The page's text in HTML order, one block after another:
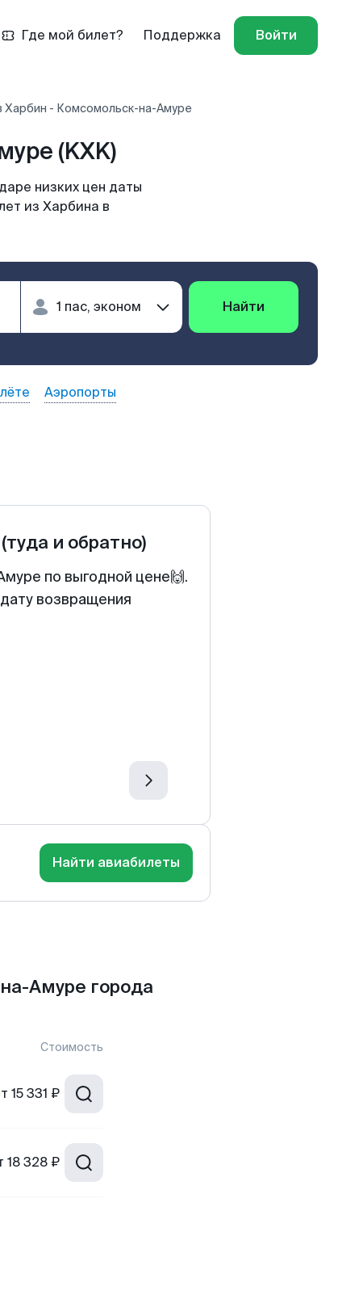
Где мой билет? Поддержка Войти
Харбин - Комсомольск-на-Амуре
(KXK)
низких цен даты
из Харбина в
Найти
Аэропорты
(туда и обратно)
по выгодной цене🙌.
возвращения
Найти авиабилеты
Амуре города
Стоимость
15 331 ₽
18 328 ₽